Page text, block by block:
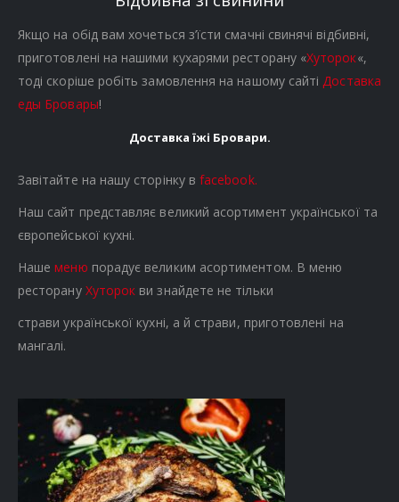
Якщо на обід вам хочеться з’їсти смачні свинячі відбивні,
приготовлені на нашими кухарями ресторану «Хуторок«,
тоді скоріше робіть замовлення на нашому сайтіДоставка
еды Бровары!
Доставка їжі Бровари.
Завітайте на нашу сторінку вfacebook.
Наш сайт представляє великий асортимент української та
європейської кухні.
Нашеменю порадує великим асортиментом. В меню
ресторану Хуторок ви знайдете не тільки
страви української кухні, а й страви, приготовлені на
мангалі.